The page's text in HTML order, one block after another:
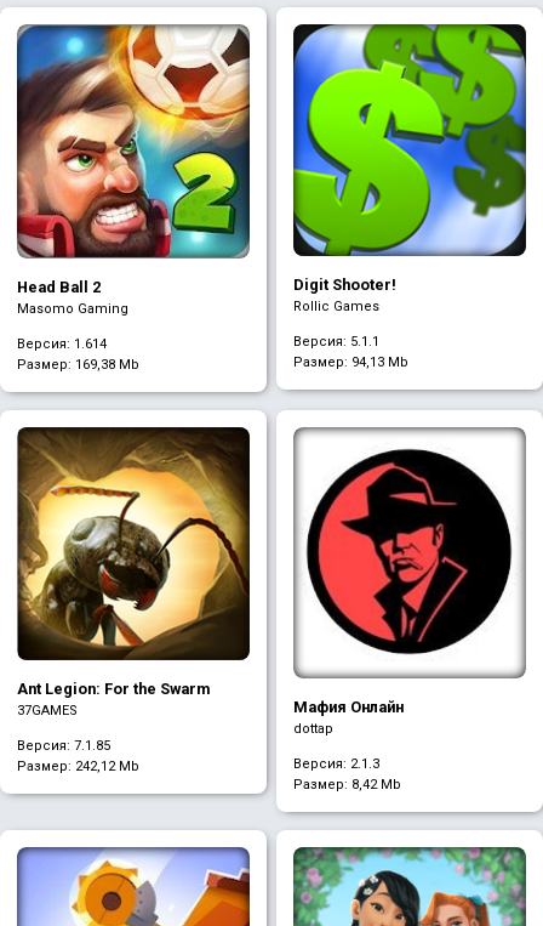
Head Ball 2
Masomo Gaming
Версия: 1.614
Размер: 169,38 Mb
Digit Shooter!
Rollic Games
Версия: 5.1.1
Размер: 94,13 Mb
Ant Legion: For the Swarm
37GAMES
Версия: 7.1.85
Размер: 242,12 Mb
Мафия Онлайн
dottap
Версия: 2.1.3
Размер: 8,42 Mb